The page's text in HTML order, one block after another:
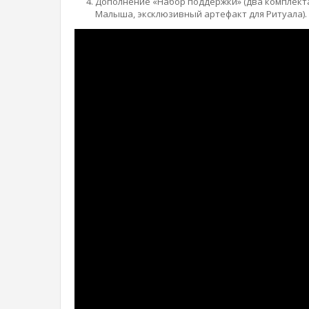
Малыша, эксклюзивный артефакт для Ритуала).